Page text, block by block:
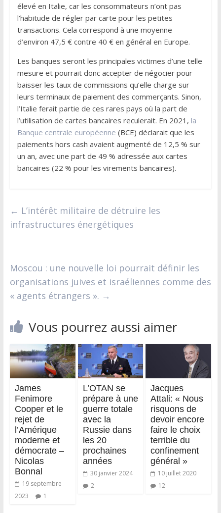
élevé en Italie, car les consommateurs n’ont pas
l’habitude de régler par carte pour les petites
transactions. Cela correspond à une moyenne
d’environ 47,5 € contre 40 € en général en Europe.
Les banques seront les principales victimes d’une telle
mesure et pourrait donc accepter de négocier pour
baisser les taux de commissions qu’elle charge sur
leurs terminaux de paiement des commerçants. Sinon,
l’Italie ferait partie de ces rares pays où la part de
l’utilisation de cartes bancaires reculerait. En 2021, la
Banque centrale européenne (BCE) déclarait que les
paiements hors cash avaient augmenté de 12,5 % sur
un an, avec une part de 49 % adressée aux cartes
bancaires (22 % pour les virements bancaires).
← L’intérêt militaire de détruire les
infrastructures énergétiques
Moscou : une nouvelle loi pourrait définir les
organisations juives et israéliennes comme des
« agents étrangers ». →
Vous pourrez aussi aimer
James
Fenimore
Cooper et le
rejet de
l’Amérique
moderne et
démocrate –
Nicolas
Bonnal
19 septembre
2023
1
L’OTAN se
prépare à une
guerre totale
avec la
Russie dans
les 20
prochaines
années
30 janvier 2024
2
Jacques
Attali: « Nous
risquons de
devoir encore
faire le choix
terrible du
confinement
général »
10 juillet 2020
12